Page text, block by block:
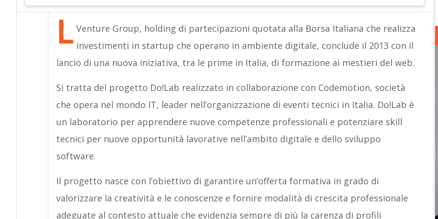
L Venture Group, holding di partecipazioni quotata alla Borsa Italiana che realizza
investimenti in startup che operano in ambiente digitale, conclude il 2013 con il
lancio di una nuova iniziativa, tra le prime in Italia, di formazione ai mestieri del web.
Si tratta del progetto Do!Lab realizzato in collaborazione con Codemotion, società
che opera nel mondo IT, leader nell’organizzazione di eventi tecnici in Italia. Do!Lab è
un laboratorio per apprendere nuove competenze professionali e potenziare skill
tecnici per nuove opportunità lavorative nell’ambito digitale e dello sviluppo
software.
Il progetto nasce con l’obiettivo di garantire un’offerta formativa in grado di
valorizzare la creatività e le conoscenze e fornire modalità di crescita professionale
adeguate al contesto attuale che evidenzia sempre di più la carenza di profili